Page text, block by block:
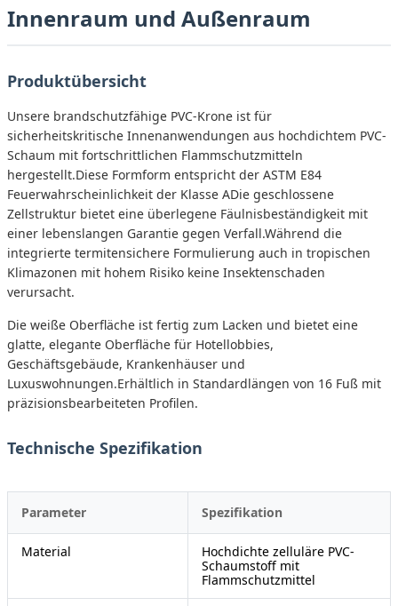
Innenraum und Außenraum
Produktübersicht
Unsere brandschutzfähige PVC-Krone ist für
sicherheitskritische Innenanwendungen aus hochdichtem PVC-
Schaum mit fortschrittlichen Flammschutzmitteln
hergestellt.Diese Formform entspricht der ASTM E84
Feuerwahrscheinlichkeit der Klasse ADie geschlossene
Zellstruktur bietet eine überlegene Fäulnisbeständigkeit mit
einer lebenslangen Garantie gegen Verfall.Während die
integrierte termitensichere Formulierung auch in tropischen
Klimazonen mit hohem Risiko keine Insektenschaden
verursacht.
Die weiße Oberfläche ist fertig zum Lacken und bietet eine
glatte, elegante Oberfläche für Hotellobbies,
Geschäftsgebäude, Krankenhäuser und
Luxuswohnungen.Erhältlich in Standardlängen von 16 Fuß mit
präzisionsbearbeiteten Profilen.
Technische Spezifikation
Parameter Spezifikation
Material
Hochdichte zelluläre PVC-
Schaumstoff mit
Flammschutzmittel